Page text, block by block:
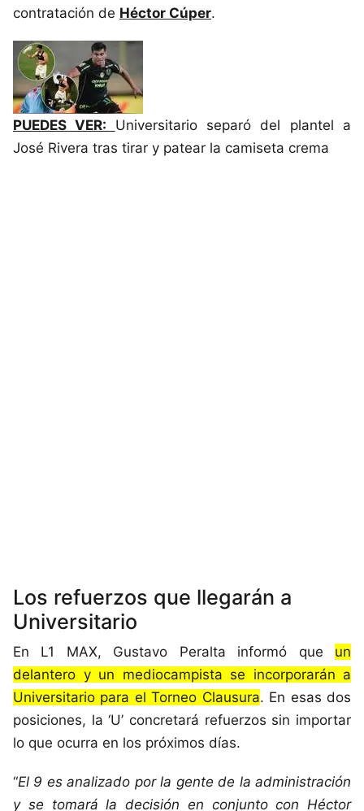
contratación de Héctor Cúper.
PUEDES VER: Universitario separó del plantel a
José Rivera tras tirar y patear la camiseta crema
Los refuerzos que llegarán a
Universitario
En L1 MAX, Gustavo Peralta informó que un
delantero y un mediocampista se incorporarán a
Universitario para el Torneo Clausura. En esas dos
posiciones, la ‘U’ concretará refuerzos sin importar
lo que ocurra en los próximos días.
“El 9 es analizado por la gente de la administración
y se tomará la decisión en conjunto con Héctor